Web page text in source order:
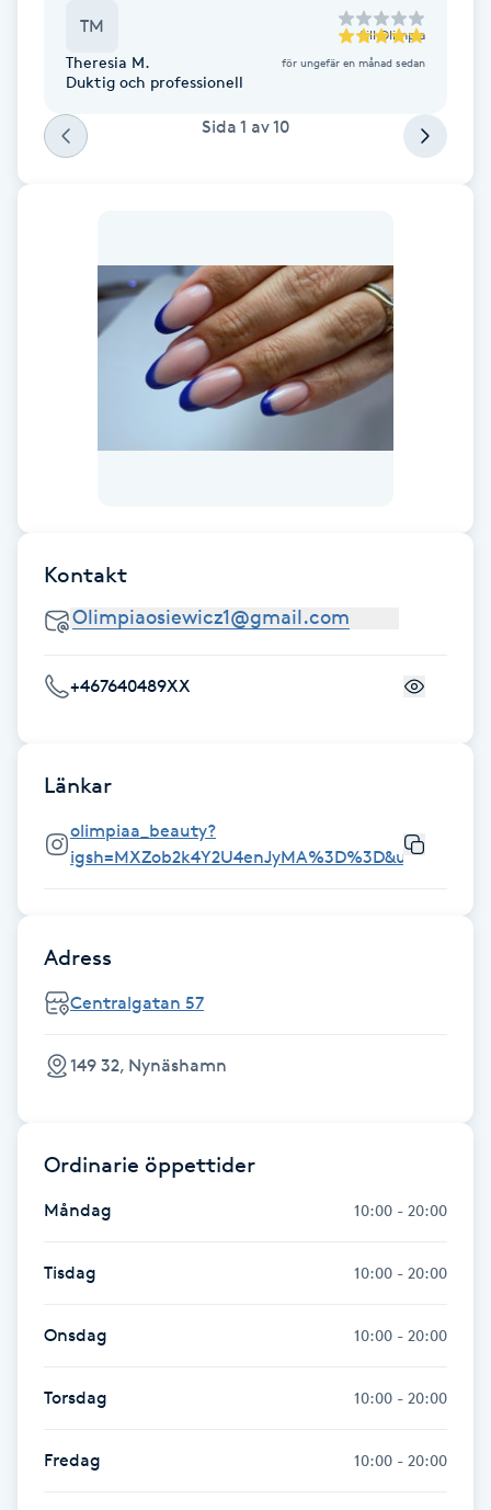
Fotsvamp
Fotvård
Fransar
Fransfärgning
Fransförlängning
Fransförlängning Megavolym
Fransförlängning Volym
Fransrengöring
Frekvensterapi
Friskvård
Föning
Gelenaglar
Gellack
Gellack med förstärkning
Gravidmassage
Gravidyoga
Gruppträning
TM till Olimpia
Theresia M. för ungefär en månad sedan
Duktig och professionell
Sida 1 av10
Kontakt
+467640489XX
Länkar
olimpiaa_beauty?
Adress
Centralgatan 57
149 32, Nynäshamn
Ordinarie öppettider
Måndag 10:00 - 20:00
Tisdag 10:00 - 20:00
Onsdag 10:00 - 20:00
Torsdag 10:00 - 20:00
Fredag 10:00 - 20:00